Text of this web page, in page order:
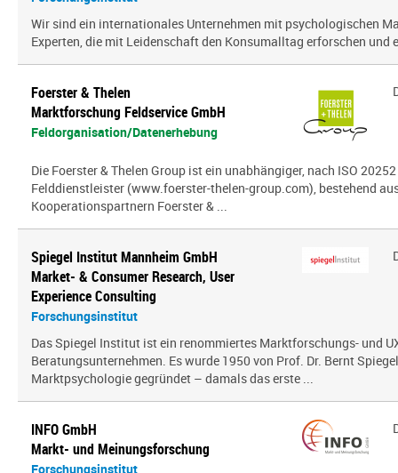
Wir sind ein inter­na­tio­nales Unternehmen mit psy­cho­lo­gi­schen
Experten, die mit Leidenschaft den Konsumalltag erfor­schen und
Foerster & Thelen
Marktforschung Feldservice GmbH
Feldorganisation/Datenerhebung
Die Foerster & Thelen Group ist ein unabhängiger, nach ISO
Felddienstleister (www.foerster-thelen-group.com), bestehend
Kooperationspartnern Foerster & ...
Spiegel Institut Mannheim GmbH
Market- & Consumer Research, User
Experience Consulting
Forschungsinstitut
Das Spiegel Institut ist ein renommiertes Marktforschungs- und
Beratungsunternehmen. Es wurde 1950 von Prof. Dr. Bernt
Marktpsychologie gegründet – damals das erste ...
INFO GmbH
Markt- und Meinungsforschung
Forschungsinstitut